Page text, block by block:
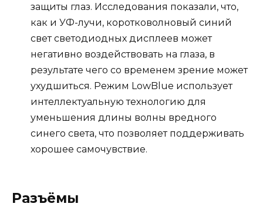
защиты глаз. Исследования показали, что,
как и УФ-лучи, коротковолновый синий
свет светодиодных дисплеев может
негативно воздействовать на глаза, в
результате чего со временем зрение может
ухудшиться. Режим LowBlue использует
интеллектуальную технологию для
уменьшения длины волны вредного
синего света, что позволяет поддерживать
хорошее самочувствие.
Разъёмы